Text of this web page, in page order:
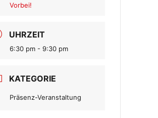
Vorbei!
UHRZEIT
6:30 pm - 9:30 pm
KATEGORIE
Präsenz-Veranstaltung